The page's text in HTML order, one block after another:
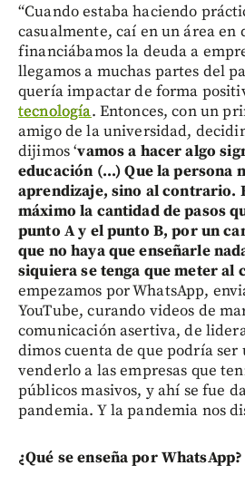
“Cuando estaba haciendo
casualmente, caí en un área en
financiábamos la deuda a
llegamos a muchas partes del
quería impactar de forma
tecnología. Entonces, con un
amigo de la universidad,
dijimos ‘vamos a hacer algo
educación (...) Que la persona
aprendizaje, sino al contrario.
máximo la cantidad de pasos
punto A y el punto B, por un
que no haya que enseñarle
siquiera se tenga que meter al
empezamos por WhatsApp,
YouTube, curando videos de
comunicación asertiva, de
dimos cuenta de que podría
venderlo a las empresas que
públicos masivos, y ahí se fue
pandemia. Y la pandemia nos
¿Qué se enseña por WhatsApp?